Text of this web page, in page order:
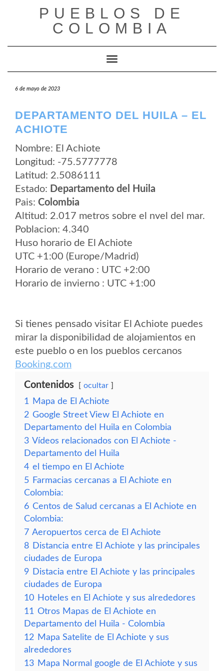
PUEBLOS DE
COLOMBIA
Cambiar modo de navegación
6 de mayo de 2023
DEPARTAMENTO DEL HUILA – EL
ACHIOTE
Nombre: El Achiote
Longitud: -75.5777778
Latitud: 2.5086111
Estado: Departamento del Huila
Pais: Colombia
Altitud: 2.017 metros sobre el nvel del mar.
Poblacion: 4.340
Huso horario de El Achiote
UTC +1:00 (Europe/Madrid)
Horario de verano : UTC +2:00
Horario de invierno : UTC +1:00
Si tienes pensado visitar El Achiote puedes
mirar la disponibilidad de alojamientos en
este pueblo o en los pueblos cercanos
Booking.com
Contenidos ocultar
1
Mapa de El Achiote
2 Google Street View El Achiote en
Departamento del Huila en Colombia
3 Vídeos relacionados con El Achiote -
Departamento del Huila
4 el tiempo en El Achiote
5 Farmacias cercanas a El Achiote en
Colombia:
6 Centos de Salud cercanas a El Achiote en
Colombia:
7 Aeropuertos cerca de El Achiote
8 Distancia entre El Achiote y las principales
ciudades de Europa
9 Distacia entre El Achiote y las principales
ciudades de Europa
10 Hoteles en El Achiote y sus alrededores
11 Otros Mapas de El Achiote en
Departamento del Huila - Colombia
12 Mapa Satelite de El Achiote y sus
alrededores
13 Mapa Normal google de El Achiote y sus